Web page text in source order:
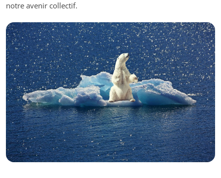
notre avenir collectif.